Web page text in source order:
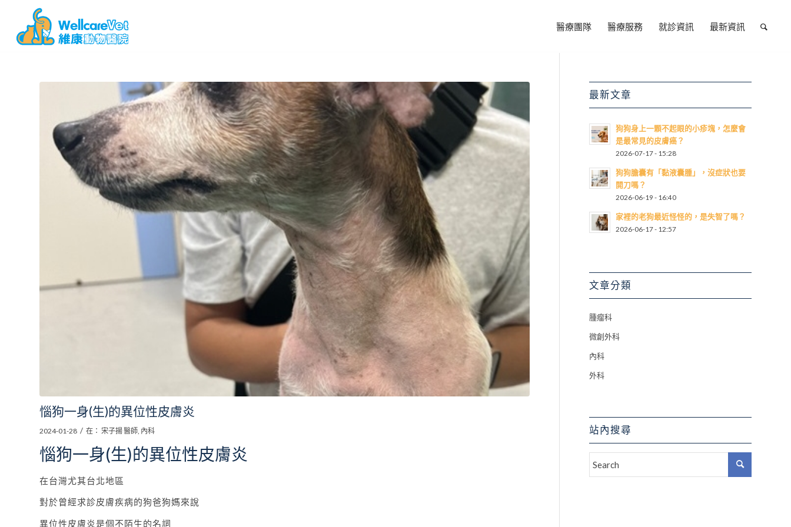
醫療團隊 醫療服務 就診資訊 最新資訊
惱狗一身(生)的異位性皮膚炎
2024-01-28 / 在： 宋子揚 醫師 內科
惱狗一身(生)的異位性皮膚炎
在台灣尤其台北地區
對於曾經求診皮膚疾病的狗爸狗媽來說
異位性皮膚炎是個不陌生的名詞
最新文章
狗狗身上一顆不起眼的小疹塊，怎麼會
是最常見的皮膚癌？
2026-07-17 - 15:28
狗狗膽囊有「黏液囊腫」，沒症狀也要
開刀嗎？
2026-06-19 - 16:40
家裡的老狗最近怪怪的，是失智了嗎？
2026-06-17 - 12:57
文章分類
腫瘤科
微創外科
內科
外科
站內搜尋